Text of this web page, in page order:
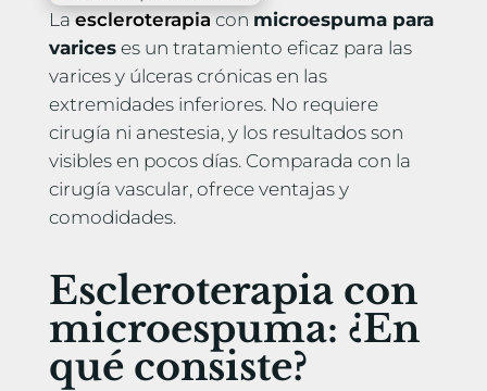
La escleroterapia con microespuma para
variceses un tratamiento eficaz para las
varices y úlceras crónicas en las
extremidades inferiores. No requiere
cirugía ni anestesia, y los resultados son
visibles en pocos días. Comparada con la
cirugía vascular, ofrece ventajas y
comodidades.
Escleroterapia con
microespuma: ¿En
qué consiste?